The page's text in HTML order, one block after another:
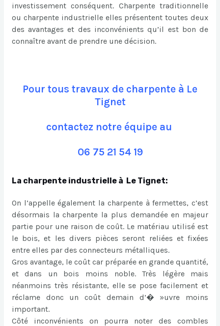
investissement conséquent. Charpente traditionnelle
ou charpente industrielle elles présentent toutes deux
des avantages et des inconvénients qu’il est bon de
connaître avant de prendre une décision.
Pour tous travaux de charpente à Le
Tignet
contactez notre équipe au
06 75 21 54 19
La charpente industrielle à Le Tignet:
On l’appelle également la charpente à fermettes, c’est
désormais la charpente la plus demandée en majeur
partie pour une raison de coût. Le matériau utilisé est
le bois, et les divers pièces seront reliées et fixées
entre elles par des connecteurs métalliques.
Gros avantage, le coût car préparée en grande quantité,
et dans un bois moins noble. Très légère mais
néanmoins très résistante, elle se pose facilement et
réclame donc un coût demain d’� »uvre moins
important.
Côté inconvénients on pourra noter des combles